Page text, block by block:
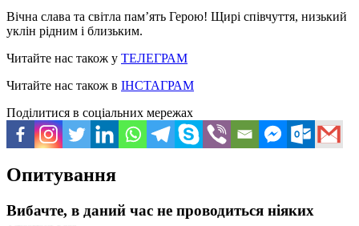
Вічна слава та світла пам’ять Герою! Щирі співчуття, низький
уклін рідним і близьким.
Читайте нас також у ТЕЛЕГРАМ
Читайте нас також в ІНСТАГРАМ
Поділитися в соціальних мережах
Опитування
Вибачте, в даний час не проводиться ніяких